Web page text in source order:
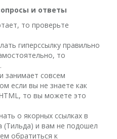
и ответы
то проверьте
гиперссылку правильно
то
занимает совсем
если вы не знаете как
то вы можете это
о якорных ссылках в
(Тильда) и вам не подошел
обратиться к